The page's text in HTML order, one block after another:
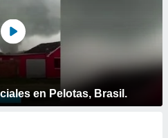
en Pelotas, Brasil.